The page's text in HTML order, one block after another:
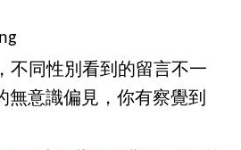
不同性別看到的留言不一
無意識偏見，你有察覺到